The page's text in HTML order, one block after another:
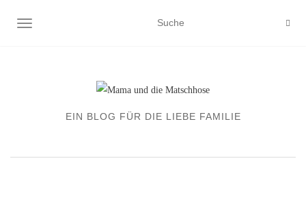
NAVIGATION EIN-/AUSSCHALTEN
EIN BLOG FÜR DIE LIEBE FAMILIE